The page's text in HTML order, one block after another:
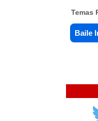
Temas
Baile